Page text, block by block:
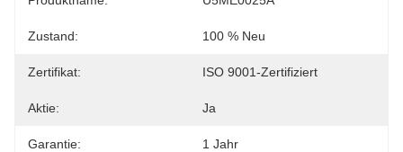
Zustand: 100 % Neu
Zertifikat: ISO 9001-Zertifiziert
Aktie: Ja
Garantie: 1 Jahr